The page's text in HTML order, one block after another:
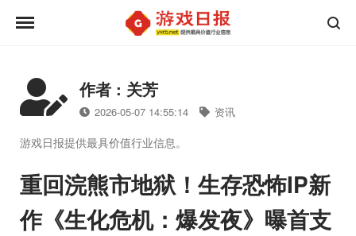
作者 : 关芳
2026-05-07 14:55:14 资讯
游戏日报提供最具价值行业信息。
重回浣熊市地狱！生存恐怖IP新
作《生化危机：爆发夜》曝首支